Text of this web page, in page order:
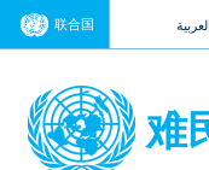
联合国 العربية
难